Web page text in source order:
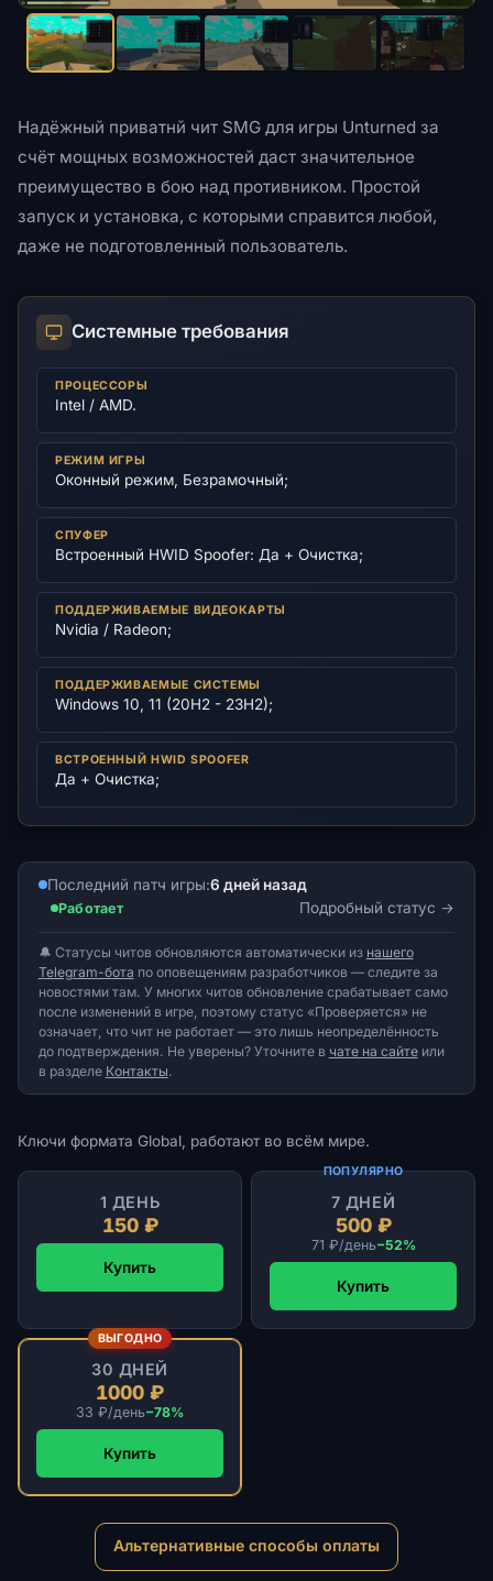
Надёжный приватнй чит SMG для игры Unturned за
счёт мощных возможностей даст значительное
преимущество в бою над противником. Простой
запуск и установка, с которыми справится любой,
даже не подготовленный пользователь.
Системные требования
ПРОЦЕССОРЫ
Intel / AMD.
РЕЖИМ ИГРЫ
Оконный режим, Безрамочный;
СПУФЕР
Встроенный HWID Spoofer: Да + Очистка;
ПОДДЕРЖИВАЕМЫЕ ВИДЕОКАРТЫ
Nvidia / Radeon;
ПОДДЕРЖИВАЕМЫЕ СИСТЕМЫ
Windows 10, 11 (20H2 - 23H2);
ВСТРОЕННЫЙ HWID SPOOFER
Да + Очистка​;
Последний патч игры:6 дней назад
Работает Подробный статус
🔔 Статусы читов обновляются автоматически из нашего
Telegram-бота по оповещениям разработчиков — следите за
новостями там. У многих читов обновление срабатывает само
после изменений в игре, поэтому статус «Проверяется» не
означает, что чит не работает — это лишь неопределённость
до подтверждения. Не уверены? Уточните в чате на сайтеили
в разделе Контакты.
Ключи формата Global, работают во всём мире.
1 ДЕНЬ
150 ₽
Купить
ПОПУЛЯРНО
7 ДНЕЙ
500 ₽
71 ₽/день−52%
Купить
ВЫГОДНО
30 ДНЕЙ
1000 ₽
33 ₽/день−78%
Купить
Альтернативные способы оплаты